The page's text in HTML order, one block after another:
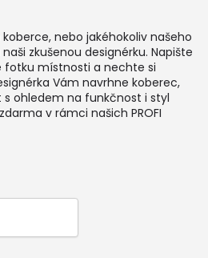
nebo jakéhokoliv našeho
zkušenou designérku. Napište
fotku místnosti a nechte si
Vám navrhne koberec,
s ohledem na funkčnost i styl
v rámci našich PROFI